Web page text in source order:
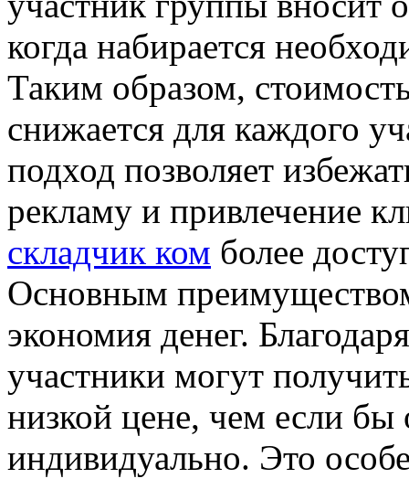
когда набирается
Таким образом,
снижается для каждого
подход позволяет
рекламу и привлечение
складчик ком более
Основным
экономия денег.
участники могут
низкой цене, чем если бы
индивидуально. Это